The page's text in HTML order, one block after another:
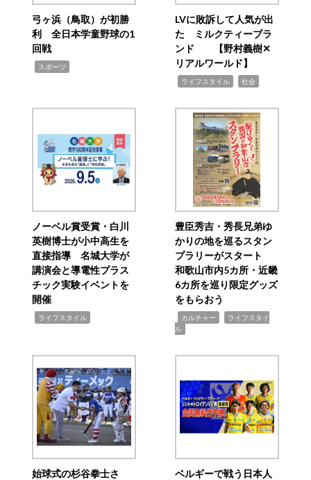
弓ヶ浜（鳥取）が初勝
利 全日本学童野球の1
回戦
スポーツ
LVに敗訴して人気が出
た ミルクティーブラ
ンド 【野村義樹✕
リアルワールド】
ライフスタイル 社会
ノーベル賞受賞・白川
英樹博士が小中高生を
直接指導 名城大学が
講演会と導電性プラス
チック実験イベントを
開催
ライフスタイル
豊臣秀吉・秀長兄弟ゆ
かりの地を巡るスタン
プラリーがスタート
和歌山市内5カ所・近畿
6カ所を巡り限定グッズ
をもらおう
カルチャー
ライフスタイ
ル
始球式の杉谷拳士さ
ベルギーで戦う日本人